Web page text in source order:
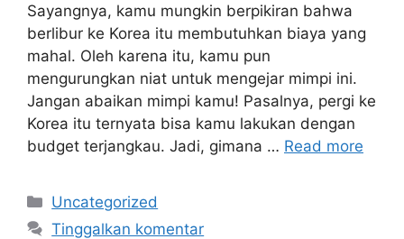
Sayangnya, kamu mungkin berpikiran bahwa
berlibur ke Korea itu membutuhkan biaya yang
mahal. Oleh karena itu, kamu pun
mengurungkan niat untuk mengejar mimpi ini.
Jangan abaikan mimpi kamu! Pasalnya, pergi ke
Korea itu ternyata bisa kamu lakukan dengan
budget terjangkau. Jadi, gimana … Read more
Kategori
Uncategorized
Tinggalkan komentar